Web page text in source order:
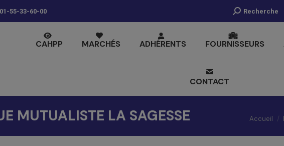
01-55-33-60-00
Recherche
Recherche
CAHPP MARCHÉS ADHÉRENTS FOURNISSEURS
CONTACT
MUTUALISTE LA SAGESSE Vous
Accueil